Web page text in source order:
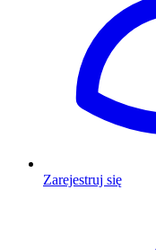
Zarejestruj się